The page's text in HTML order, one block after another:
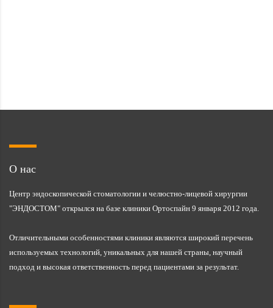
О нас
Центр эндоскопической стоматологии и челюстно-лицевой хирургии
"ЭНДОСТОМ" открылся на базе клиники Ортоспайн 9 января 2012 года.
Отличительными особенностями клиники являются широкий перечень
используемых технологий, уникальных для нашей страны, научный
подход и высокая ответственность перед пациентами за результат.